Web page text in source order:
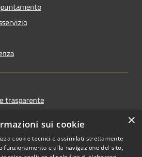
trasparente
×
sui cookie
cookie tecnici e assimilati strettamente
funzionamento e alla navigazione del sito,